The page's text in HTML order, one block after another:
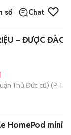
số Chat
– ĐƯỢC ĐÀO
Thủ Đức cũ) (P.
HomePod mini